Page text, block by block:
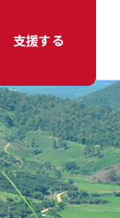
支援する